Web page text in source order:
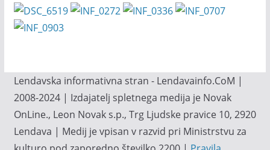
Lendavska informativna stran - Lendavainfo.CoM |
2008-2024 | Izdajatelj spletnega medija je Novak
OnLine., Leon Novak s.p., Trg Ljudske pravice 10, 2920
Lendava | Medij je vpisan v razvid pri Ministrstvu za